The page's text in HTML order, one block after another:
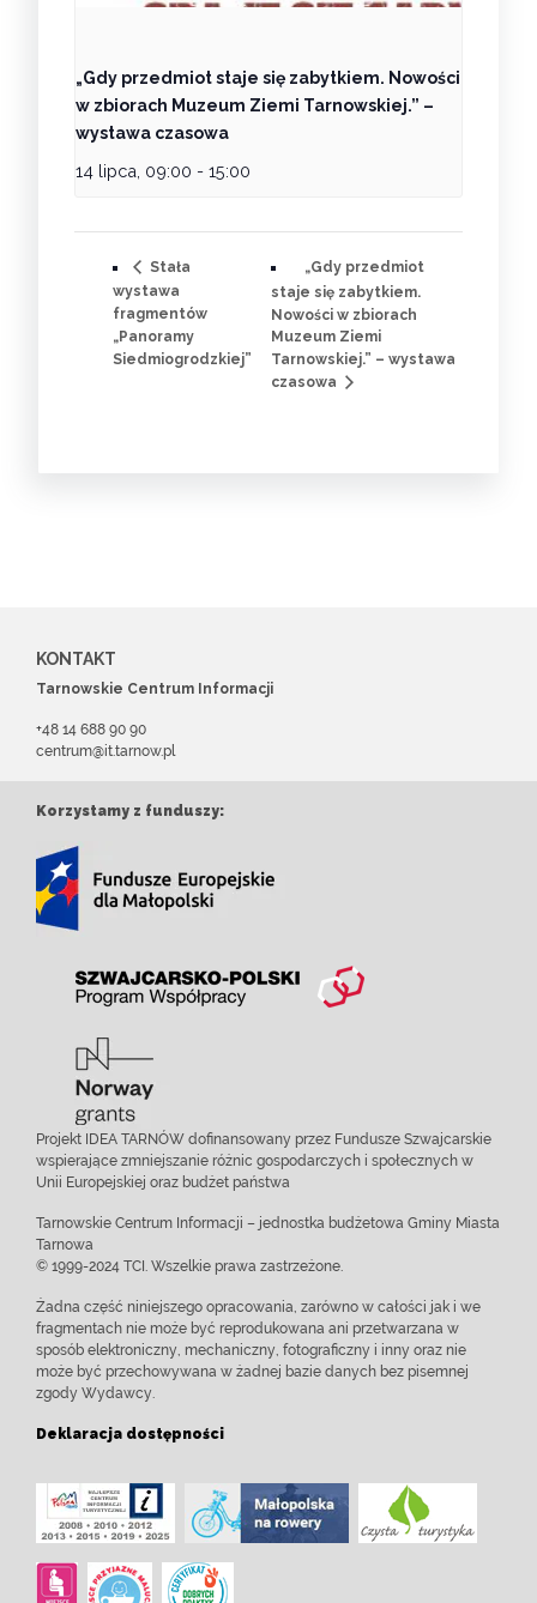
„Gdy przedmiot staje się zabytkiem. Nowości
w zbiorach Muzeum Ziemi Tarnowskiej.” –
wystawa czasowa
14 lipca, 09:00 - 15:00
Stała
wystawa
fragmentów
„Panoramy
Siedmiogrodzkiej”
„Gdy przedmiot
staje się zabytkiem.
Nowości w zbiorach
Muzeum Ziemi
Tarnowskiej.” – wystawa
czasowa
KONTAKT
Tarnowskie Centrum Informacji
+48 14 688 90 90
centrum@it.tarnow.pl
Korzystamy z funduszy:
Projekt IDEA TARNÓW dofinansowany przez Fundusze Szwajcarskie
wspierające zmniejszanie różnic gospodarczych i społecznych w
Unii Europejskiej oraz budżet państwa
Tarnowskie Centrum Informacji – jednostka budżetowa Gminy Miasta
Tarnowa
© 1999-2024 TCI. Wszelkie prawa zastrzeżone.
Żadna część niniejszego opracowania, zarówno w całości jak i we
fragmentach nie może być reprodukowana ani przetwarzana w
sposób elektroniczny, mechaniczny, fotograficzny i inny oraz nie
może być przechowywana w żadnej bazie danych bez pisemnej
zgody Wydawcy.
Deklaracja dostępności